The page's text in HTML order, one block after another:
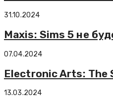
31.10.2024
Maxis: Sims 5 не
07.04.2024
Electronic Arts: The
13.03.2024